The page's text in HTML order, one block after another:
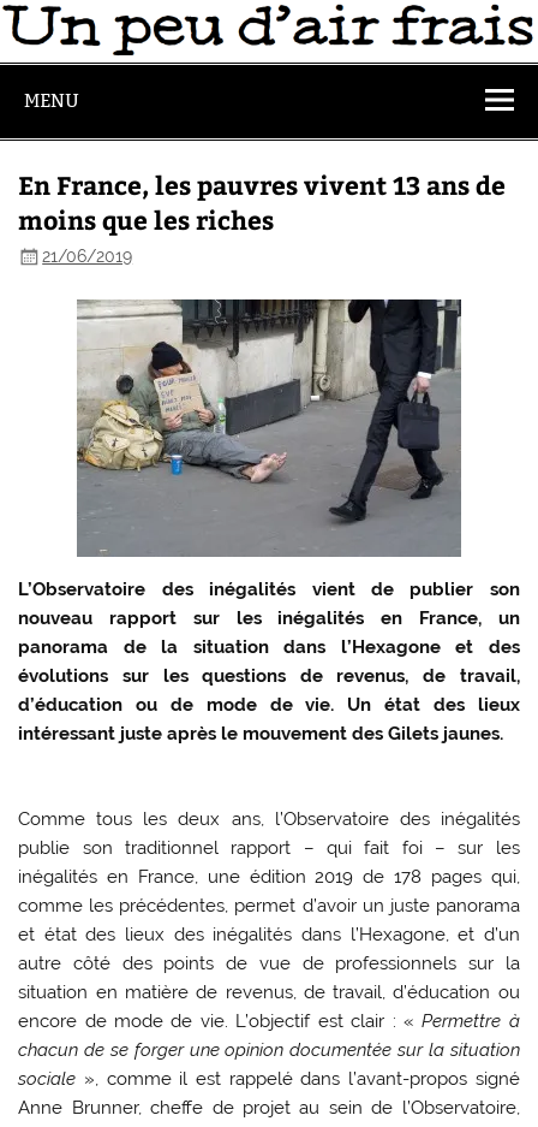
MENU
En France, les pauvres vivent 13 ans de
moins que les riches
21/06/2019
L’Observatoire des inégalités vient de publier son
nouveau rapport sur les inégalités en France, un
panorama de la situation dans l’Hexagone et des
évolutions sur les questions de revenus, de travail,
d’éducation ou de mode de vie. Un état des lieux
intéressant juste après le mouvement des Gilets jaunes.
Comme tous les deux ans, l’Observatoire des inégalités
publie son traditionnel rapport – qui fait foi – sur les
inégalités en France, une édition 2019 de 178 pages qui,
comme les précédentes, permet d’avoir un juste panorama
et état des lieux des inégalités dans l’Hexagone, et d’un
autre côté des points de vue de professionnels sur la
situation en matière de revenus, de travail, d’éducation ou
encore de mode de vie. L’objectif est clair : «Permettre à
chacun de se forger une opinion documentée sur la situation
sociale », comme il est rappelé dans l’avant-propos signé
Anne Brunner, cheffe de projet au sein de l’Observatoire,